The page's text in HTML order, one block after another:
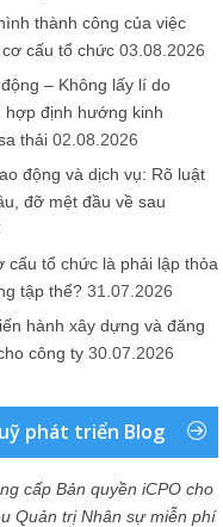
thành công của việc
cấu tổ chức 03.08.2026
– Không lấy lí do
hợp định hướng kinh
thải 02.08.2026
động và dịch vụ: Rõ luật
đỡ mệt đầu về sau
cấu tổ chức là phải lập thỏa
tập thể? 31.07.2026
hành xây dựng và đăng
công ty 30.07.2026
phát triển Blog
cấp Bản quyền iCPO cho
Quản trị Nhân sự miễn phí